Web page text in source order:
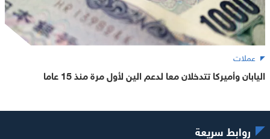
عملات
اليابان وأميركا تتدخلان معا لدعم الين لأول مرة منذ 15 عاما
روابط سريعة